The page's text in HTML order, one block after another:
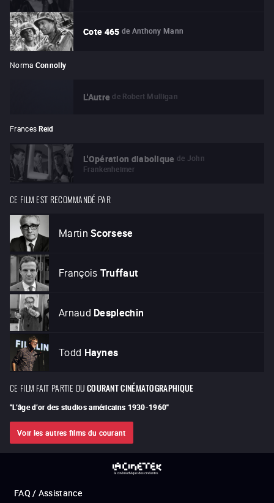
Cote 465 de Anthony Mann
Norma Connolly
L'Autre de Robert Mulligan
Frances Reid
L'Opération diabolique de John
Frankenheimer
CE FILM EST RECOMMANDÉ PAR
Martin Scorsese
François Truffaut
Arnaud Desplechin
Todd Haynes
CE FILM FAIT PARTIE DUCOURANT CINÉMATOGRAPHIQUE
"L’âge d’or des studios américains 1930-1960"
Voir les autres films du courant
FAQ / Assistance